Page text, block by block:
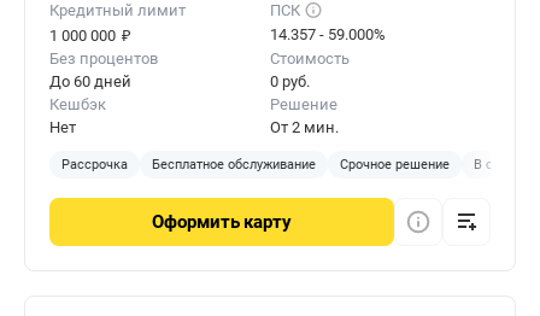
Кредитный лимит
1 000 000 ₽
ПСК
14.357 - 59.000%
Без процентов
До 60 дней
Стоимость
0 руб.
Кешбэк
Нет
Решение
От 2 мин.
Рассрочка Бесплатное обслуживание Срочное решение В
Оформить карту